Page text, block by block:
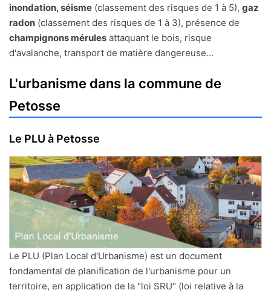
inondation, séisme (classement des risques de 1 à 5), gaz
radon (classement des risques de 1 à 3), présence de
champignons mérules attaquant le bois, risque
d'avalanche, transport de matière dangereuse...
L'urbanisme dans la commune de
Petosse
Le PLU à Petosse
Le PLU (Plan Local d'Urbanisme) est un document
fondamental de planification de l'urbanisme pour un
territoire, en application de la "loi SRU" (loi relative à la